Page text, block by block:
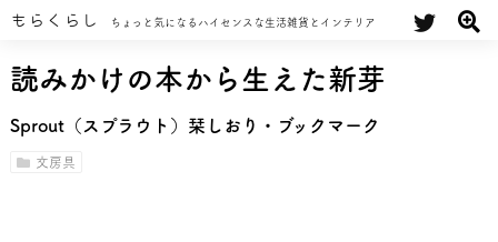
もらくらし ちょっと気になるハイセンスな生活雑貨とインテリア
読みかけの本から生えた新芽
Sprout（スプラウト）栞しおり・ブックマーク
文房具